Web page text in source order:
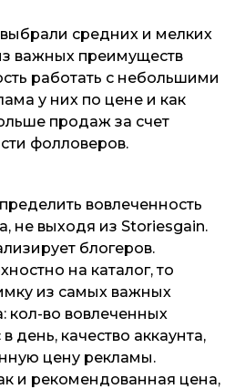
средних и мелких
важных преимуществ
работать с небольшими
у них по цене и как
продаж за счет
фолловеров.
вовлеченность
не выходя из Storiesgain.
блогеров.
на каталог, то
из самых важных
кол-во вовлеченных
день, качество аккаунта,
цену рекламы.
и рекомендованная цена,